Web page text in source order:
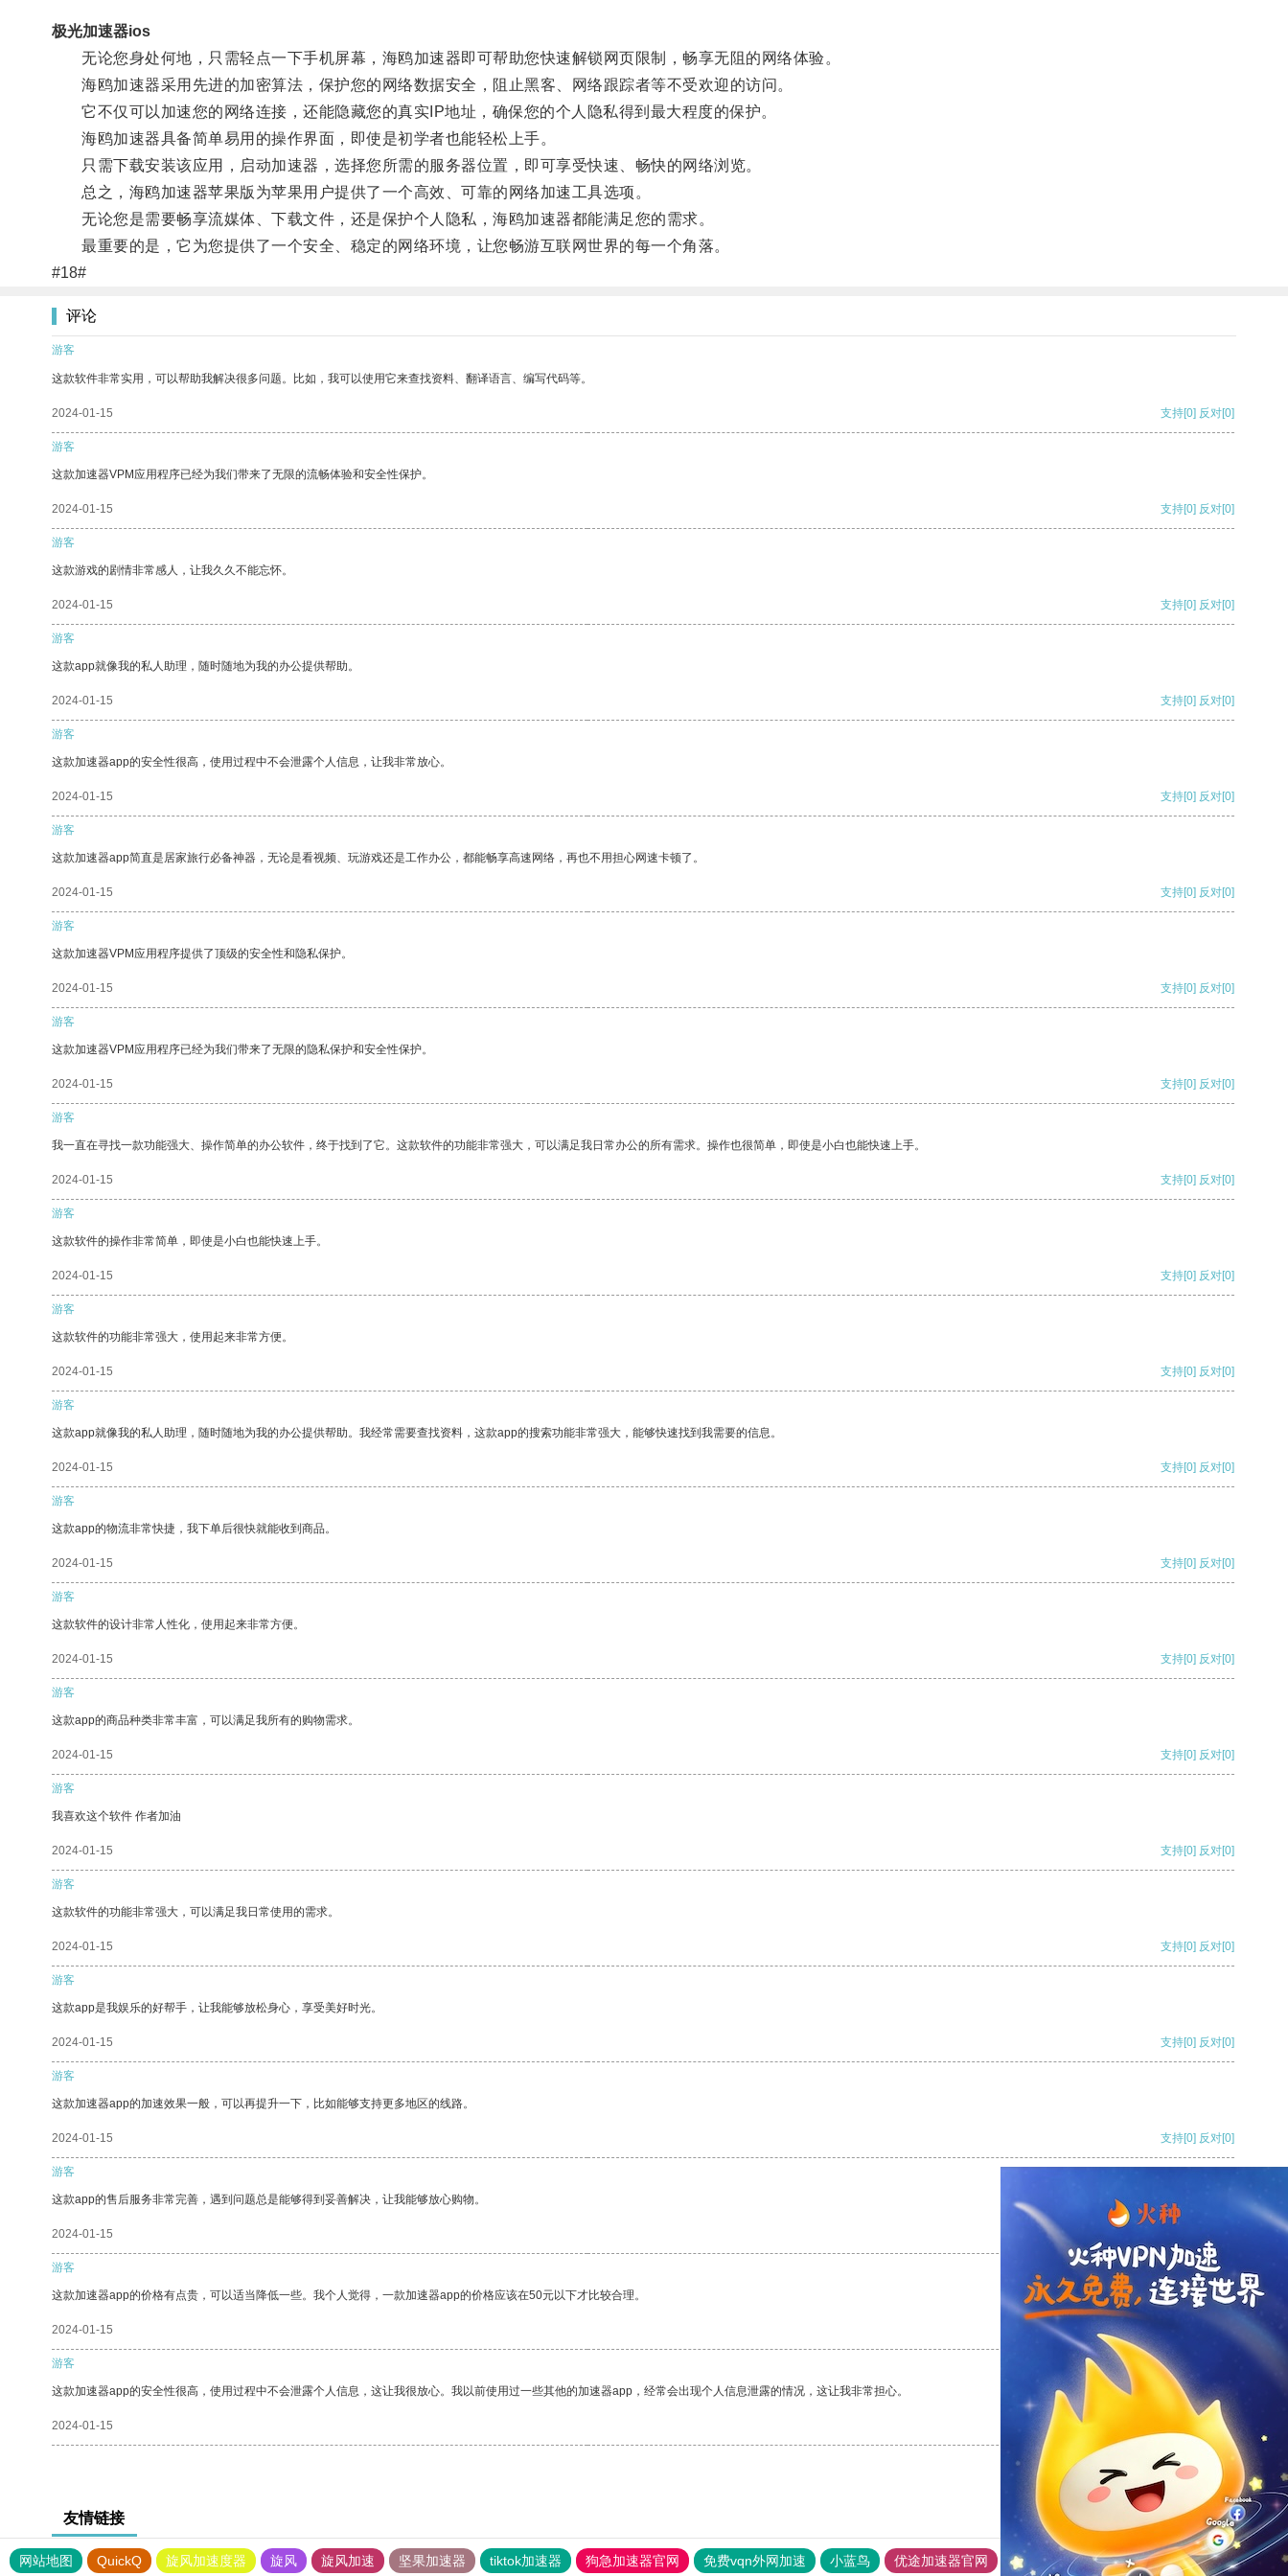
极光加速器ios
无论您身处何地，只需轻点一下手机屏幕，海鸥加速器即可帮助您快速解锁网页限制，畅享无阻的网络体验。
海鸥加速器采用先进的加密算法，保护您的网络数据安全，阻止黑客、网络跟踪者等不受欢迎的访问。
它不仅可以加速您的网络连接，还能隐藏您的真实IP地址，确保您的个人隐私得到最大程度的保护。
海鸥加速器具备简单易用的操作界面，即使是初学者也能轻松上手。
只需下载安装该应用，启动加速器，选择您所需的服务器位置，即可享受快速、畅快的网络浏览。
总之，海鸥加速器苹果版为苹果用户提供了一个高效、可靠的网络加速工具选项。
无论您是需要畅享流媒体、下载文件，还是保护个人隐私，海鸥加速器都能满足您的需求。
最重要的是，它为您提供了一个安全、稳定的网络环境，让您畅游互联网世界的每一个角落。
#18#
评论
游客
这款软件非常实用，可以帮助我解决很多问题。比如，我可以使用它来查找资料、翻译语言、编写代码等。
2024-01-15 支持[0] 反对[0]
游客
这款加速器VPM应用程序已经为我们带来了无限的流畅体验和安全性保护。
2024-01-15 支持[0] 反对[0]
游客
这款游戏的剧情非常感人，让我久久不能忘怀。
2024-01-15 支持[0] 反对[0]
游客
这款app就像我的私人助理，随时随地为我的办公提供帮助。
2024-01-15 支持[0] 反对[0]
游客
这款加速器app的安全性很高，使用过程中不会泄露个人信息，让我非常放心。
2024-01-15 支持[0] 反对[0]
游客
这款加速器app简直是居家旅行必备神器，无论是看视频、玩游戏还是工作办公，都能畅享高速网络，再也不用担心网速卡顿了。
2024-01-15 支持[0] 反对[0]
游客
这款加速器VPM应用程序提供了顶级的安全性和隐私保护。
2024-01-15 支持[0] 反对[0]
游客
这款加速器VPM应用程序已经为我们带来了无限的隐私保护和安全性保护。
2024-01-15 支持[0] 反对[0]
游客
我一直在寻找一款功能强大、操作简单的办公软件，终于找到了它。这款软件的功能非常强大，可以满足我日常办公的所有需求。操作也很简单，即使是小白也能快速上手。
2024-01-15 支持[0] 反对[0]
游客
这款软件的操作非常简单，即使是小白也能快速上手。
2024-01-15 支持[0] 反对[0]
游客
这款软件的功能非常强大，使用起来非常方便。
2024-01-15 支持[0] 反对[0]
游客
这款app就像我的私人助理，随时随地为我的办公提供帮助。我经常需要查找资料，这款app的搜索功能非常强大，能够快速找到我需要的信息。
2024-01-15 支持[0] 反对[0]
游客
这款app的物流非常快捷，我下单后很快就能收到商品。
2024-01-15 支持[0] 反对[0]
游客
这款软件的设计非常人性化，使用起来非常方便。
2024-01-15 支持[0] 反对[0]
游客
这款app的商品种类非常丰富，可以满足我所有的购物需求。
2024-01-15 支持[0] 反对[0]
游客
我喜欢这个软件 作者加油
2024-01-15 支持[0] 反对[0]
游客
这款软件的功能非常强大，可以满足我日常使用的需求。
2024-01-15 支持[0] 反对[0]
游客
这款app是我娱乐的好帮手，让我能够放松身心，享受美好时光。
2024-01-15 支持[0] 反对[0]
游客
这款加速器app的加速效果一般，可以再提升一下，比如能够支持更多地区的线路。
2024-01-15 支持[0] 反对[0]
游客
这款app的售后服务非常完善，遇到问题总是能够得到妥善解决，让我能够放心购物。
2024-01-15
游客
这款加速器app的价格有点贵，可以适当降低一些。我个人觉得，一款加速器app的价格应该在50元以下才比较合理。
2024-01-15 反对
游客
这款加速器app的安全性很高，使用过程中不会泄露个人信息，这让我很放心。我以前使用过一些其他的加速器app，经常会出现个人信息泄露的情况，这让我非常担心。
2024-01-15 反对[0]
友情链接
网站地图 QuickQ 旋风加速度器 旋风 旋风加速 坚果加速器 tiktok加速器 狗急加速器官网 免费vqn外网加速 小蓝鸟 优途加速器官网 风驰加速器 旋风加速器 八戒看书